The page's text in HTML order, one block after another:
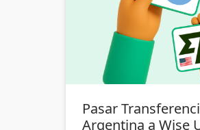
Pasar
Argentina a Wise